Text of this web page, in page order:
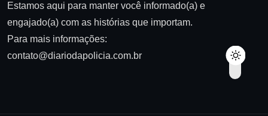
Estamos aqui para manter você informado(a) e
engajado(a) com as histórias que importam.
Para mais informações:
contato@diariodapolicia.com.br